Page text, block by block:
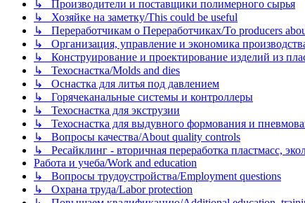
↳ Производители и поставщики полимерного сырья
↳ Хозяйке на заметку/This could be useful
↳ Переработчикам о Переработчиках/To producers
↳ Организация, управление и экономика
↳ Конструирование и проектирование изделий из
↳ Техоснастка/Molds and dies
↳ Оснастка для литья под давлением
↳ Горячеканальные системы и контроллеры
↳ Техоснастка для экструзии
↳ Техоснастка для выдувного формования и
↳ Вопросы качества/About quality controls
↳ Ресайклинг - вторичная переработка пластмасс,
Работа и учеба/Work and education
↳ Вопросы трудоустройства/Employment questions
↳ Охрана труда/Labor protection